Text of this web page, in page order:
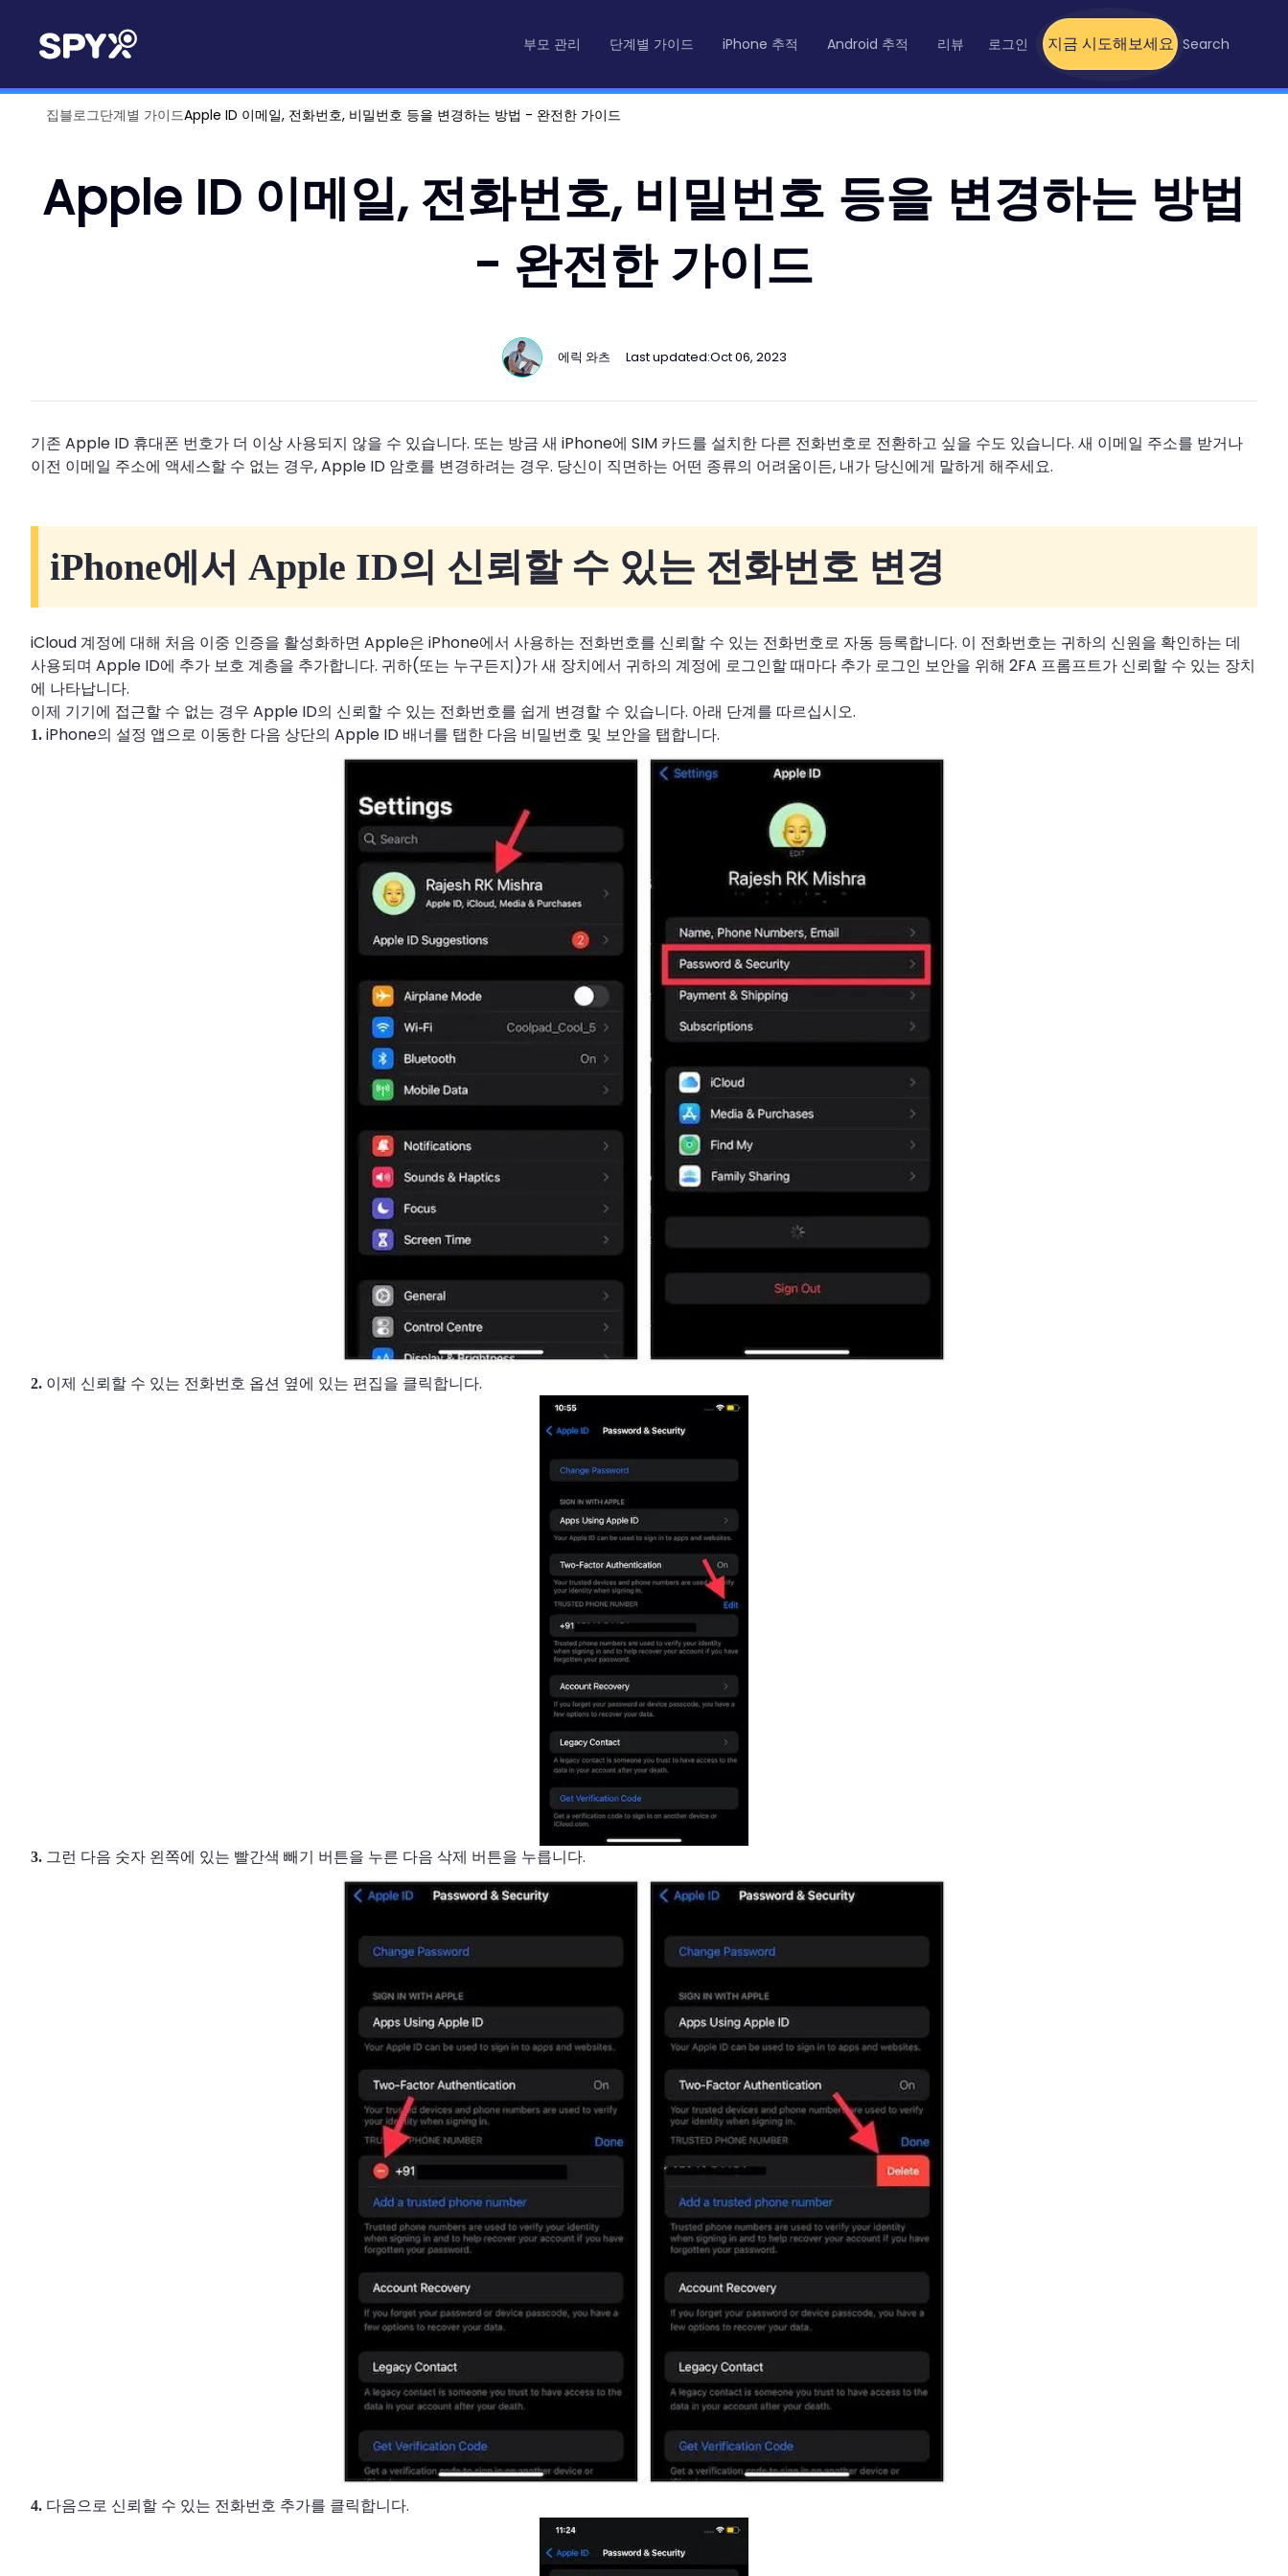
부모 관리 단계별 가이드 iPhone 추적 Android 추적 리뷰 로그인 지금 시도해보세요 Search
집블로그단계별 가이드Apple ID 이메일, 전화번호, 비밀번호 등을 변경하는 방법 - 완전한 가이드
Apple ID 이메일, 전화번호, 비밀번호 등을 변경하는 방법
- 완전한 가이드
에릭 와츠 Last updated:Oct 06, 2023
기존 Apple ID 휴대폰 번호가 더 이상 사용되지 않을 수 있습니다. 또는 방금 새 iPhone에 SIM 카드를 설치한 다른 전화번호로 전환하고 싶을 수도 있습니다. 새 이메일 주소를 받거나
이전 이메일 주소에 액세스할 수 없는 경우, Apple ID 암호를 변경하려는 경우. 당신이 직면하는 어떤 종류의 어려움이든, 내가 당신에게 말하게 해주세요.
iPhone에서 Apple ID의 신뢰할 수 있는 전화번호 변경
iCloud 계정에 대해 처음 이중 인증을 활성화하면 Apple은 iPhone에서 사용하는 전화번호를 신뢰할 수 있는 전화번호로 자동 등록합니다. 이 전화번호는 귀하의 신원을 확인하는 데
사용되며 Apple ID에 추가 보호 계층을 추가합니다. 귀하(또는 누구든지)가 새 장치에서 귀하의 계정에 로그인할 때마다 추가 로그인 보안을 위해 2FA 프롬프트가 신뢰할 수 있는 장치
에 나타납니다.
이제 기기에 접근할 수 없는 경우 Apple ID의 신뢰할 수 있는 전화번호를 쉽게 변경할 수 있습니다. 아래 단계를 따르십시오.
1. iPhone의 설정 앱으로 이동한 다음 상단의 Apple ID 배너를 탭한 다음 비밀번호 및 보안을 탭합니다.
2. 이제 신뢰할 수 있는 전화번호 옵션 옆에 있는 편집을 클릭합니다.
3. 그런 다음 숫자 왼쪽에 있는 빨간색 빼기 버튼을 누른 다음 삭제 버튼을 누릅니다.
4. 다음으로 신뢰할 수 있는 전화번호 추가를 클릭합니다.